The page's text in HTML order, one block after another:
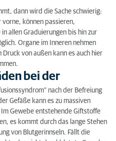
dann wird die Sache schwierig:
können passieren,
allen Graduierungen bis hin zur
Organe im Inneren nehmen
Druck von außen kann es auch hier
bei der
nach der Befreiung
Gefäße kann es zu massiven
Gewebe entstehende Giftstoffe
es kommt durch das lange Stehen
von Blutgerinnseln. Fällt die